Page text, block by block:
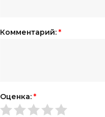
Комментарий: *
Оценка: *